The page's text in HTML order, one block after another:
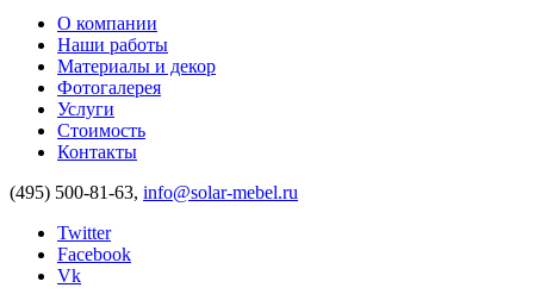
О компании
Наши работы
Материалы и декор
Фотогалерея
Услуги
Стоимость
Контакты
(495) 500-81-63, info@solar-mebel.ru
Twitter
Facebook
Vk